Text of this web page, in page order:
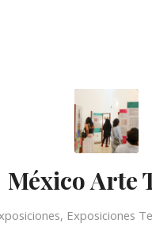
México Arte
, Exposiciones